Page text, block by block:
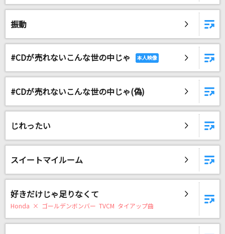
振動
#CDが売れないこんな世の中じゃ
#CDが売れないこんな世の中じゃ(偽)
じれったい
スイートマイルーム
好きだけじゃ足りなくて
Honda × ゴールデンボンバー TVCM タイアップ曲